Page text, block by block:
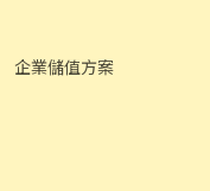
企業儲值方案